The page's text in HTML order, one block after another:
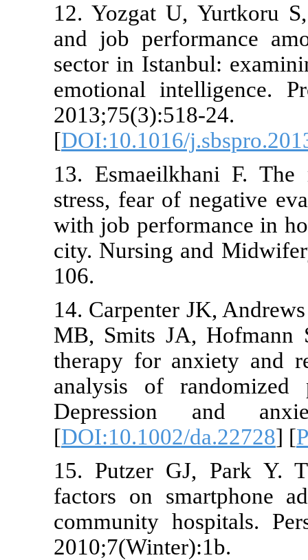
12. Yozgat
and job
sector in
emotional
[
13.
stress, fear
with job
city. Nursing
14.
MB, Smits
therapy for
analysis of
[
15. Putzer
factors on
community